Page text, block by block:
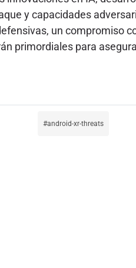
y capacidades
un compromiso
primordiales para
android-xr-threats